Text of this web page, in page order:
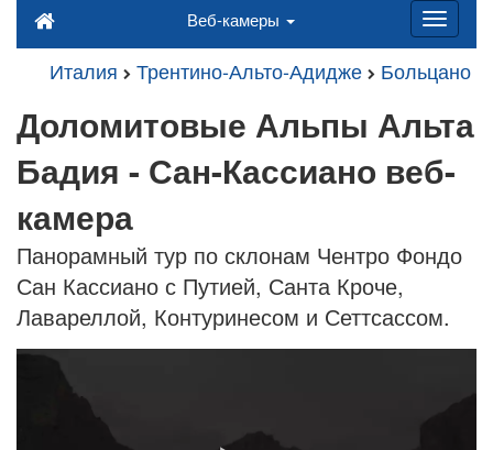
Веб-камеры
Италия Трентино-Альто-Адидже Больцано
Доломитовые Альпы Альта
Бадия - Сан-Кассиано веб-
камера
Панорамный тур по склонам Чентро Фондо
Сан Кассиано с Путией, Санта Кроче,
Лавареллой, Контуринесом и Сеттсассом.